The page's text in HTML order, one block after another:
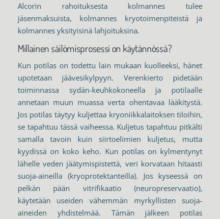
Alcorin rahoituksesta kolmannes tulee
jäsenmaksuista, kolmannes kryotoimenpiteistä ja
kolmannes yksityisinä lahjoituksina.
Millainen säilömisprosessi on käytännössä?
Kun potilas on todettu lain mukaan kuolleeksi, hänet
upotetaan jäävesikylpyyn. Verenkierto pidetään
toiminnassa sydän-keuhkokoneella ja potilaalle
annetaan muun muassa verta ohentavaa lääkitystä.
Jos potilas täytyy kuljettaa kryoniikkalaitoksen tiloihin,
se tapahtuu tässä vaiheessa. Kuljetus tapahtuu pitkälti
samalla tavoin kuin siirtoelimien kuljetus, mutta
kyydissä on koko keho. Kun potilas on kylmentynyt
lähelle veden jäätymispistettä, veri korvataan hitaasti
suoja-aineilla (kryoprotektanteilla). Jos kyseessä on
pelkän pään vitrifikaatio (neuropreservaatio),
käytetään useiden vähemmän myrkyllisten suoja-
aineiden yhdistelmää. Tämän jälkeen potilas